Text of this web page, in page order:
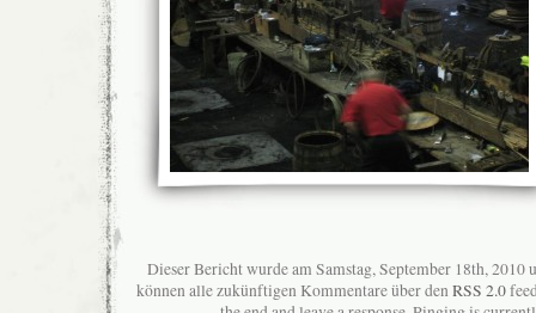
Dieser Bericht wurde am Samstag, September 18th, 2010
können alle zukünftigen Kommentare über denRSS 2.0